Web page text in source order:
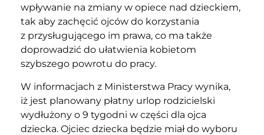
wpływanie na zmiany w opiece nad dzieckiem,
tak aby zachęcić ojców do korzystania
z przysługującego im prawa, co ma także
doprowadzić do ułatwienia kobietom
szybszego powrotu do pracy.
W informacjach z Ministerstwa Pracy wynika,
iż jest planowany płatny urlop rodzicielski
wydłużony o 9 tygodni w części dla ojca
dziecka. Ojciec dziecka będzie miał do wyboru